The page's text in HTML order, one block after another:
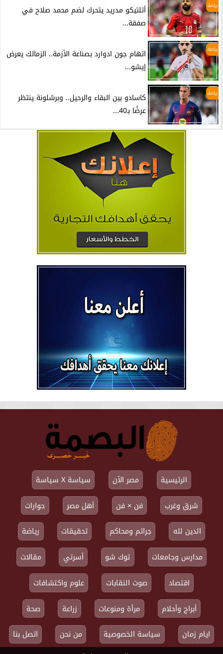
رياضة
أتلتيكو مدريد يتحرك لضم محمد صلاح في
صفقة...
رياضة
اتهام جون ادوارد بصناعة الأزمة.. الزمالك يعرض
إيشو...
رياضة
كاسادو بين البقاء والرحيل.. وبرشلونة ينتظر
عرضًا بـ40...
الرئيسية مصر الآن
سياسة X سياسة
شرق وغرب
فن × فن أهل مصر
حوارات
الدين لله
جرائم ومحاكم تحقيقات
رياضة
مدارس وجامعات
توك شو أسرتي
مقالات
اقتصاد
صوت النقابات
علوم واكتشافات
أبراج وأحلام
مرأة ومنوعات زراعة
صحة
ايام زمان
سياسة الخصوصية من نحن اتصل بنا